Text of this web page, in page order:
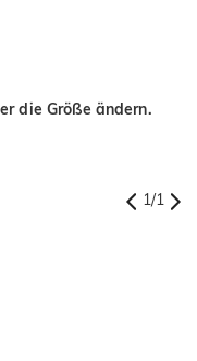
die Größe ändern.
1/1